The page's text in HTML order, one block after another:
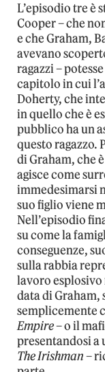
L’episodio tre è
Cooper – che
e che Graham,
avevano
ragazzi –
capitolo in cui
Doherty, che
in quello che è
pubblico ha un
questo ragazzo.
di Graham, che
agisce come
immedesimarsi
suo figlio viene
Nell’episodio
su come la
conseguenze,
sulla rabbia
lavoro esplosivo
data di
semplicemente
Empire– o il
presentandosi
The Irishman–